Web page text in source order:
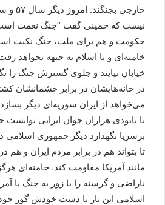
نیست که خمینی گفت “جنگ نعمت
حکومت و هم برای ملت، جنگ نکبت
خامنه‌ای و یا اسلام به جبهه نخواهد
خیابان نیایند و جلوی گسترش جنگ را
در خانه‌هایشان در برابر چشمانشان
می‌خواهد از ایران سوریه‌ای دیگر
با نابودی هزاران جوان ایرانی
برسرپا نگهدارد دیگر جمهوری اسلامی
تا بتواند هم در برابر مردم ایران و هم
مانند آمریکا مقاومت کند. خامنه‌ای
ناراضی و گرسنه را با زور به جنگ با
اسلامی این بار با دست خودش گور